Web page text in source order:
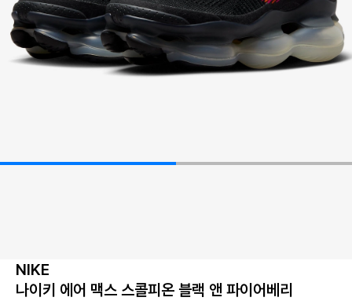
NIKE
나이키 에어 맥스 스콜피온 블랙 앤 파이어베리